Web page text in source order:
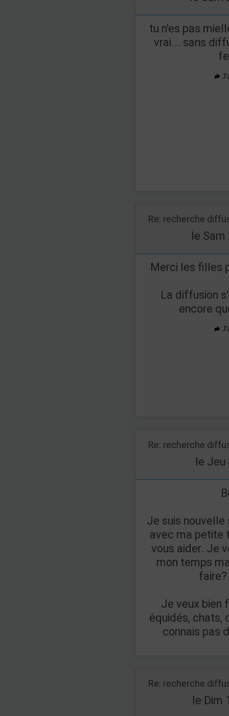
tu n'es pas
vrai... sans
Re: recherche
le Sam
Merci les filles
La diffusion
encore
Re: recherche
le Jeu
Je suis nouvelle
avec ma petite
vous aider. Je
mon temps
Je veux bien
équidés, chats,
connais pas
Re: recherche
le Dim